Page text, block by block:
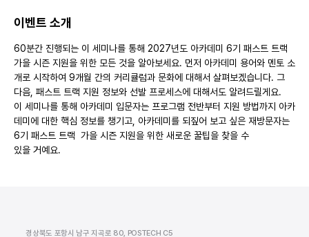
이벤트 소개
60분간 진행되는 이 세미나를 통해 2027년도 아카데미 6기 패스트 트랙
가을 시즌 지원을 위한 모든 것을 알아보세요. 먼⁠저 아카데미 용어와 멘토 소
개로 시작하여 9개월 간의 커리큘럼과 문화에 대해서 살펴보겠습니다. 그⁠
다⁠음⁠, 패스트 트랙 지원 정보와 선발 프로세스에 대해서도 알려드릴게요.
이 세미나를 통⁠해 아카데미 입문자⁠는 프로그램 전반부터 지원 방법까지 아카
데미에 대한 핵심 정보를 챙기고⁠, ⁠아카데미를 되⁠짚⁠어 보⁠고 싶⁠은 재방문자⁠는
6기 패스트 트랙  가을 시즌 지원을 위한 새⁠로⁠운 꿀⁠팁⁠을 찾⁠을 수
있⁠을 거⁠예⁠요⁠.
경상북도 포항시 남구 지곡로 80, POSTECH C5